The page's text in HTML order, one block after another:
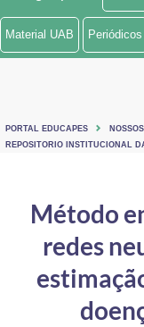
Ministério de Minas e Energia
Ministério do Turismo
Controladoria-Geral da União
Material UAB Periódicos
PORTAL EDUCAPES
REPOSITORIO INSTITUCIONAL
Método
redes